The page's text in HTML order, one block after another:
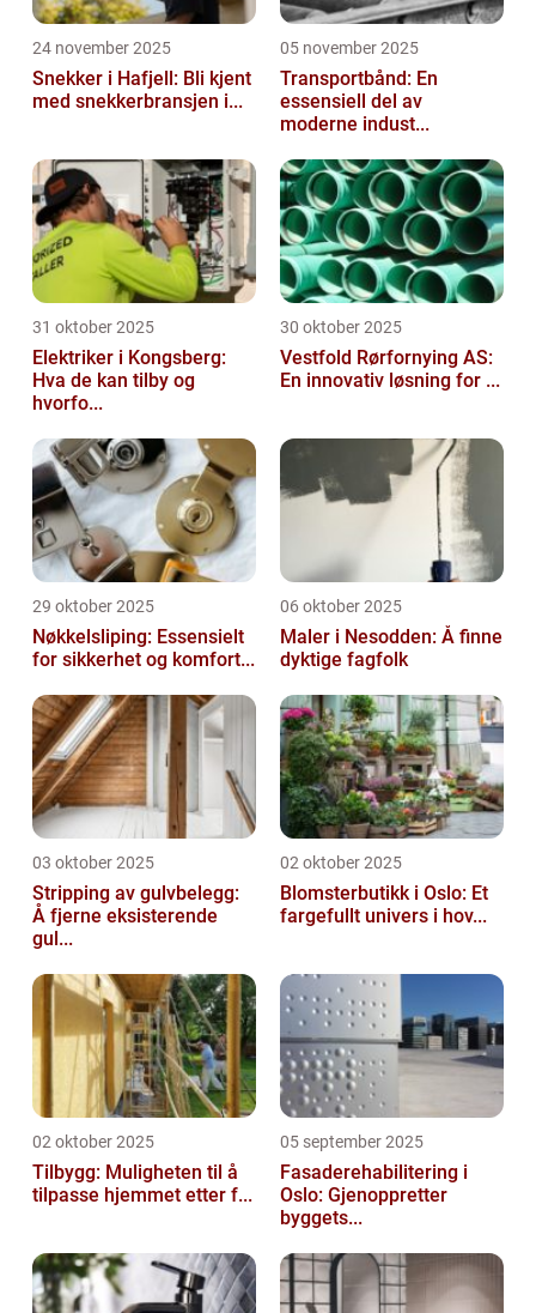
24 november 2025
Snekker i Hafjell: Bli kjent
med snekkerbransjen i...
05 november 2025
Transportbånd: En
essensiell del av
moderne indust...
31 oktober 2025
Elektriker i Kongsberg:
Hva de kan tilby og
hvorfo...
30 oktober 2025
Vestfold Rørfornying AS:
En innovativ løsning for ...
29 oktober 2025
Nøkkelsliping: Essensielt
for sikkerhet og komfort...
06 oktober 2025
Maler i Nesodden: Å finne
dyktige fagfolk
03 oktober 2025
Stripping av gulvbelegg:
Å fjerne eksisterende
gul...
02 oktober 2025
Blomsterbutikk i Oslo: Et
fargefullt univers i hov...
02 oktober 2025
Tilbygg: Muligheten til å
tilpasse hjemmet etter f...
05 september 2025
Fasaderehabilitering i
Oslo: Gjenoppretter
byggets...